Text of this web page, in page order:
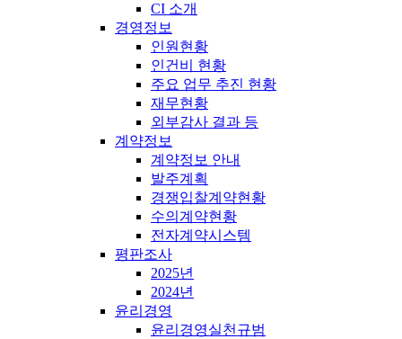
CI 소개
경영정보
인원현황
인건비 현황
주요 업무 추진 현황
재무현황
외부감사 결과 등
계약정보
계약정보 안내
발주계획
경쟁입찰계약현황
수의계약현황
전자계약시스템
평판조사
2025년
2024년
윤리경영
윤리경영실천규범